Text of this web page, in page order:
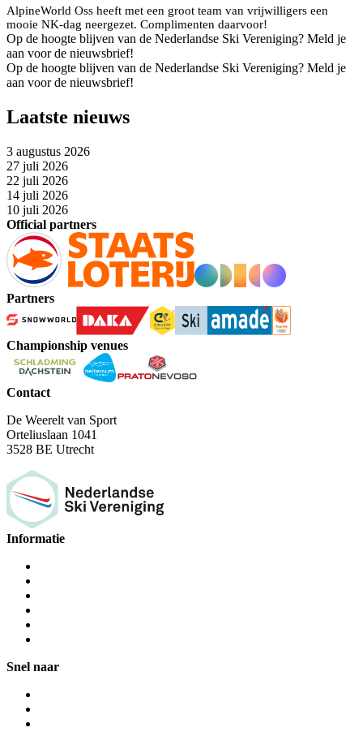
AlpineWorld Oss heeft met een groot team van vrijwilligers een
mooie NK-dag neergezet. Complimenten daarvoor!
Op de hoogte blijven van de Nederlandse Ski Vereniging? Meld je
aan voor de nieuwsbrief!
Op de hoogte blijven van de Nederlandse Ski Vereniging? Meld je
aan voor de nieuwsbrief!
Laatste nieuws
3 augustus 2026
27 juli 2026
22 juli 2026
14 juli 2026
10 juli 2026
Official partners
Partners
Championship venues
Contact
De Weerelt van Sport
Orteliuslaan 1041
3528 BE Utrecht
Informatie
Snel naar